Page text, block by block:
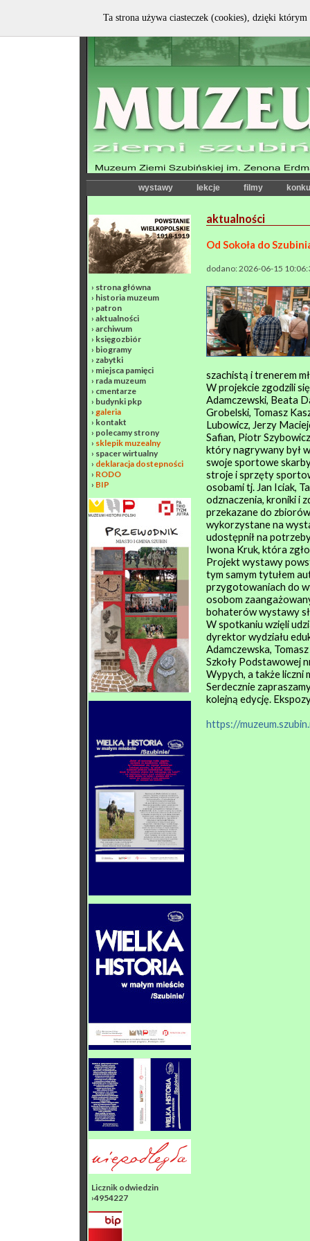
wystawy lekcje filmy
› strona główna
› historia muzeum
› patron
› aktualności
› archiwum
› księgozbiór
› biogramy
› zabytki
› miejsca pamięci
› rada muzeum
› cmentarze
› budynki pkp
› galeria
› kontakt
› polecamy strony
› sklepik muzealny
› spacer wirtualny
› deklaracja dostepności
› RODO
› BIP
Licznik odwiedzin
›4954227
aktualności
Od Sokoła do
dodano: 2026-06-15
szachistą i trenerem
W projekcie zgodzili
Adamczewski, Beata
Grobelski, Tomasz
Lubowicz, Jerzy
Safian, Piotr
który nagrywany był
swoje sportowe
stroje i sprzęty
osobami tj. Jan Iciak,
odznaczenia, kroniki i
przekazane do
wykorzystane na
udostępnił na
Iwona Kruk, która
Projekt wystawy
tym samym tytułem
przygotowaniach do
osobom
bohaterów wystawy
W spotkaniu wzięli
dyrektor wydziału
Adamczewska,
Szkoły Podstawowej
Wypych, a także liczni
Serdecznie
kolejną edycję.
https://
Ta strona używa ciasteczek (cookies), dzięki